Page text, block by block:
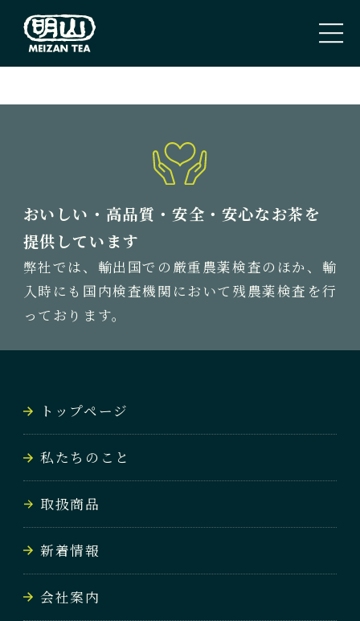
ABOUT US
取扱商品
TEA
新着情報
会社案内
COMPANY
お問い合わせ
おいしい・高品質・安全・安心なお茶を
提供しています
弊社では、輸出国での厳重農薬検査のほか、輸
入時にも国内検査機関において残農薬検査を行
っております。
トップページ
私たちのこと
取扱商品
新着情報
会社案内